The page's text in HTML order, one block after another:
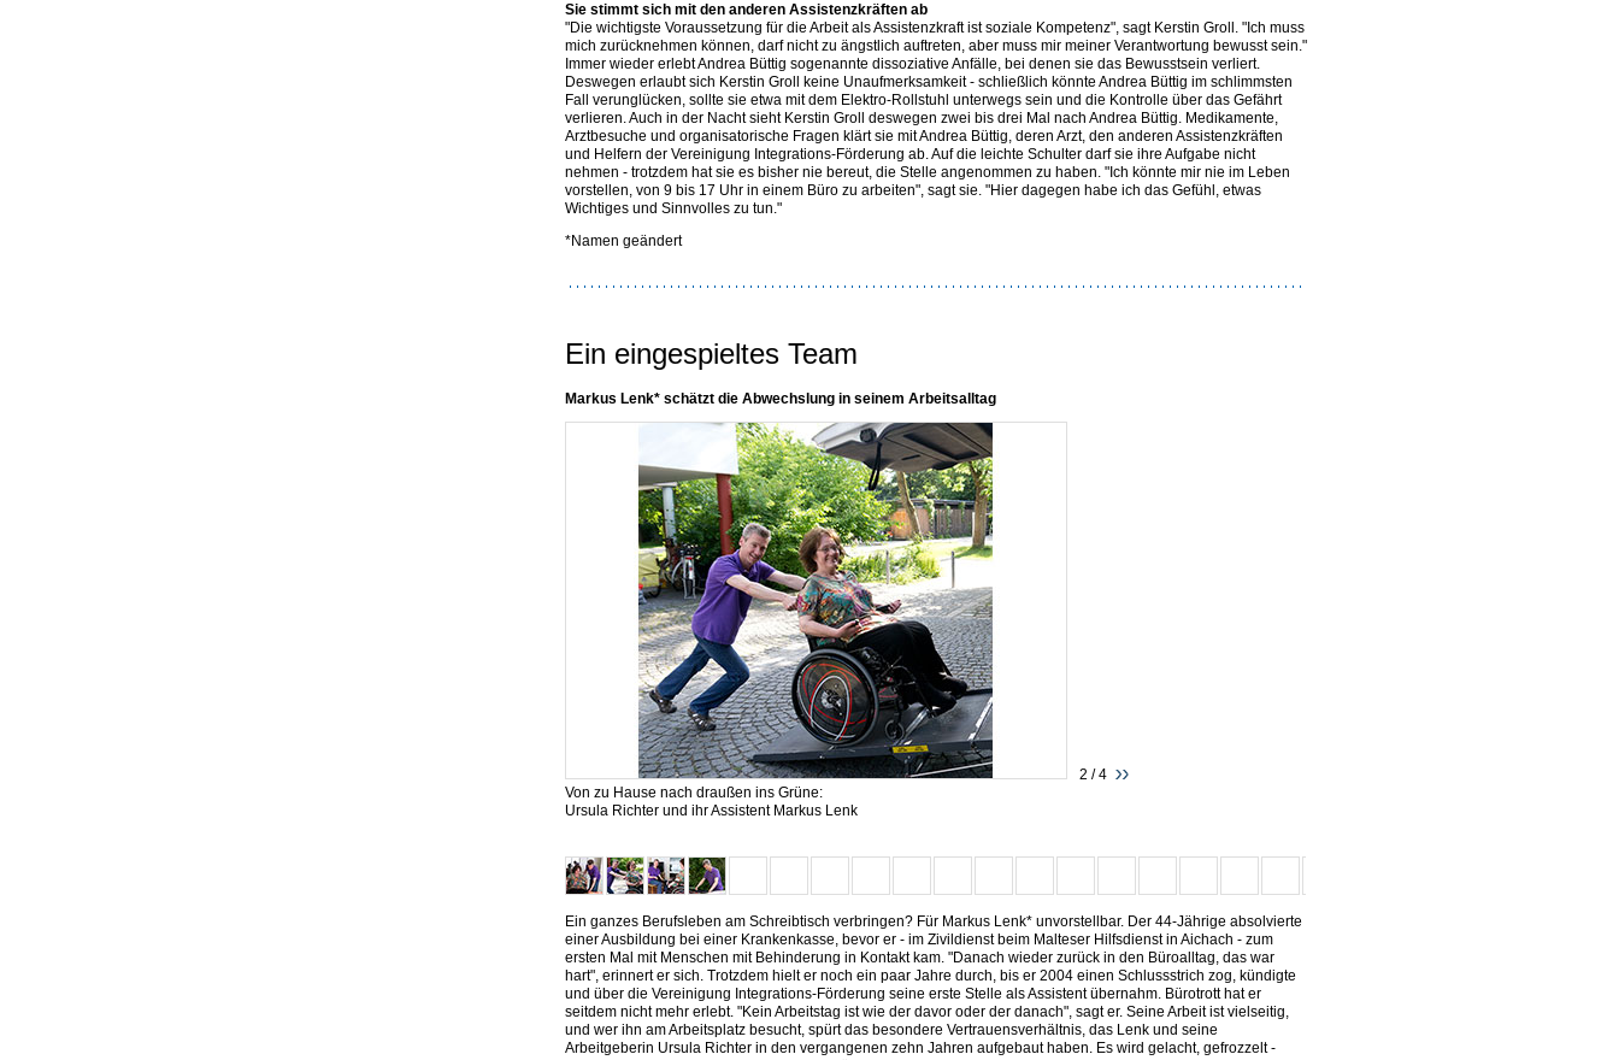
Sie stimmt sich mit den anderen Assistenzkräften ab
"Die wichtigste Voraussetzung für die Arbeit als Assistenzkraft ist soziale Kompetenz", sagt Kerstin Groll. "Ich muss
mich zurücknehmen können, darf nicht zu ängstlich auftreten, aber muss mir meiner Verantwortung bewusst sein."
Immer wieder erlebt Andrea Büttig sogenannte dissoziative Anfälle, bei denen sie das Bewusstsein verliert.
Deswegen erlaubt sich Kerstin Groll keine Unaufmerksamkeit - schließlich könnte Andrea Büttig im schlimmsten
Fall verunglücken, sollte sie etwa mit dem Elektro-Rollstuhl unterwegs sein und die Kontrolle über das Gefährt
verlieren. Auch in der Nacht sieht Kerstin Groll deswegen zwei bis drei Mal nach Andrea Büttig. Medikamente,
Arztbesuche und organisatorische Fragen klärt sie mit Andrea Büttig, deren Arzt, den anderen Assistenzkräften
und Helfern der Vereinigung Integrations-Förderung ab. Auf die leichte Schulter darf sie ihre Aufgabe nicht
nehmen - trotzdem hat sie es bisher nie bereut, die Stelle angenommen zu haben. "Ich könnte mir nie im Leben
vorstellen, von 9 bis 17 Uhr in einem Büro zu arbeiten", sagt sie. "Hier dagegen habe ich das Gefühl, etwas
Wichtiges und Sinnvolles zu tun."
*Namen geändert
Ein eingespieltes Team
Markus Lenk* schätzt die Abwechslung in seinem Arbeitsalltag
2 / 4
Von zu Hause nach draußen ins Grüne:
Ursula Richter und ihr Assistent Markus Lenk
Ein ganzes Berufsleben am Schreibtisch verbringen? Für Markus Lenk* unvorstellbar. Der 44-Jährige absolvierte
einer Ausbildung bei einer Krankenkasse, bevor er - im Zivildienst beim Malteser Hilfsdienst in Aichach - zum
ersten Mal mit Menschen mit Behinderung in Kontakt kam. "Danach wieder zurück in den Büroalltag, das war
hart", erinnert er sich. Trotzdem hielt er noch ein paar Jahre durch, bis er 2004 einen Schlussstrich zog, kündigte
und über die Vereinigung Integrations-Förderung seine erste Stelle als Assistent übernahm. Bürotrott hat er
seitdem nicht mehr erlebt. "Kein Arbeitstag ist wie der davor oder der danach", sagt er. Seine Arbeit ist vielseitig,
und wer ihn am Arbeitsplatz besucht, spürt das besondere Vertrauensverhältnis, das Lenk und seine
Arbeitgeberin Ursula Richter in den vergangenen zehn Jahren aufgebaut haben. Es wird gelacht, gefrozzelt -